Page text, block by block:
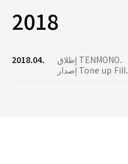
2018
2018.04.
إطلاق TENMONO.
إصدار Tone up Fill.